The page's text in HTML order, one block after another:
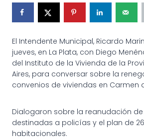
El Intendente Municipal, Ricardo
jueves, en La Plata, con Diego
del Instituto de la Vivienda de la
Aires, para conversar sobre la
convenios de viviendas en Carmen
Dialogaron sobre la reanudación
destinadas a policías y el plan de
habitacionales.